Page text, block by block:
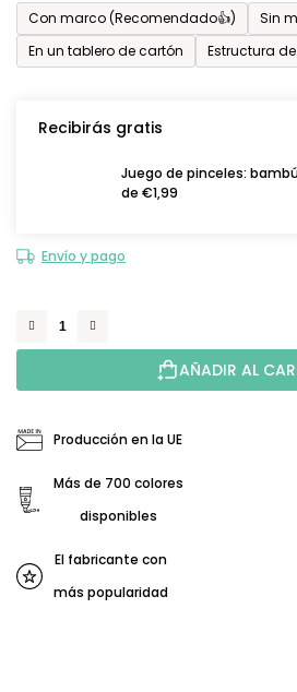
Con marco (Recomendado👍)
Sin
En un tablero de cartón
Estructura
Recibirás gratis
Juego de pinceles:
de €1,99
Envío y pago
AÑADIR AL
Producción en la UE
Más de 700 colores
disponibles
El fabricante con
más popularidad